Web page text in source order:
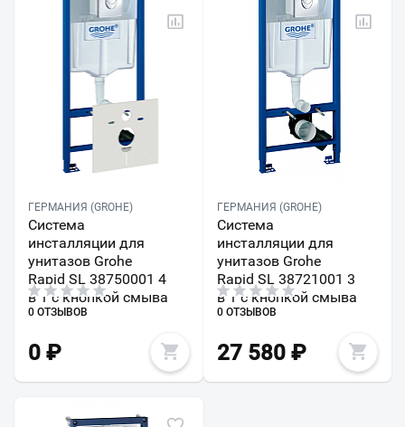
ГЕРМАНИЯ (GROHE)
Система
инсталляции для
унитазов Grohe
Rapid SL 38750001 4
в 1 с кнопкой смыва
0 ОТЗЫВОВ
0 ₽
ГЕРМАНИЯ (GROHE)
Система
инсталляции для
унитазов Grohe
Rapid SL 38721001 3
в 1 с кнопкой смыва
0 ОТЗЫВОВ
27 580₽